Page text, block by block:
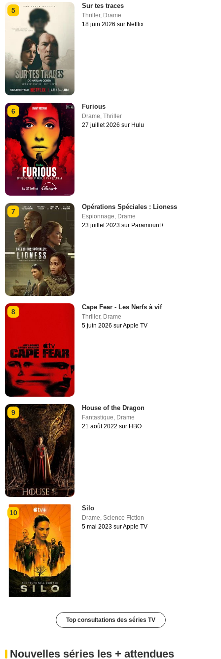
5
Sur tes traces
Thriller, Drame
18 juin 2026 sur Netflix
6
Furious
Drame ,Thriller
27 juillet 2026 sur Hulu
7
Opérations Spéciales : Lioness
Espionnage, Drame
23 juillet 2023 sur Paramount+
8
Cape Fear - Les Nerfs à vif
Thriller, Drame
5 juin 2026 sur Apple TV
9
House of the Dragon
Fantastique Drame
21 août 2022 sur HBO
10
Silo
Drame,Science Fiction
5 mai 2023 sur Apple TV
Top consultations des séries TV
Nouvelles séries les + attendues